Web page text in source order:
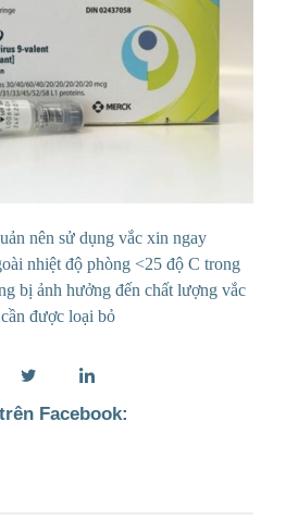
nên sử dụng vắc xin ngay
nhiệt độ phòng <25 độ C trong
bị ảnh hưởng đến chất lượng vắc
được loại bỏ
Facebook: